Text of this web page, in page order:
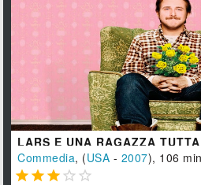
LARS E UNA RAGAZZA
Commedia, (USA - 2007), 106
    